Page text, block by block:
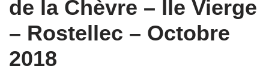
de la Chèvre – Ile Vierge
– Rostellec – Octobre
2018